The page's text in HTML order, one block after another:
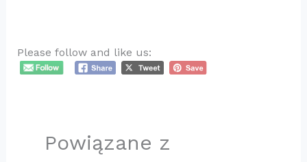
Please follow and like us:
Powiązane z